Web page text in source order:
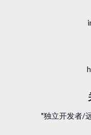
"独立开发者/